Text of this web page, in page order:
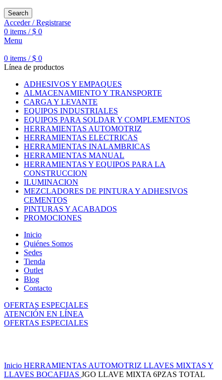
Search
Acceder / Registrarse
0 items / $ 0
Menu
0 items / $ 0
Línea de productos
ADHESIVOS Y EMPAQUES
ALMACENAMIENTO Y TRANSPORTE
CARGA Y LEVANTE
EQUIPOS INDUSTRIALES
EQUIPOS PARA SOLDAR Y COMPLEMENTOS
HERRAMIENTAS AUTOMOTRIZ
HERRAMIENTAS ELECTRICAS
HERRAMIENTAS INALAMBRICAS
HERRAMIENTAS MANUAL
HERRAMIENTAS Y EQUIPOS PARA LA
CONSTRUCCION
ILUMINACION
MEZCLADORES DE PINTURA Y ADHESIVOS
CEMENTOS
PINTURAS Y ACABADOS
PROMOCIONES
Inicio
Quiénes Somos
Sedes
Tienda
Outlet
Blog
Contacto
OFERTAS ESPECIALES
ATENCIÓN EN LÍNEA
OFERTAS ESPECIALES
Inicio HERRAMIENTAS AUTOMOTRIZ LLAVES MIXTAS Y
LLAVES BOCAFIJAS JGO LLAVE MIXTA 6PZAS TOTAL